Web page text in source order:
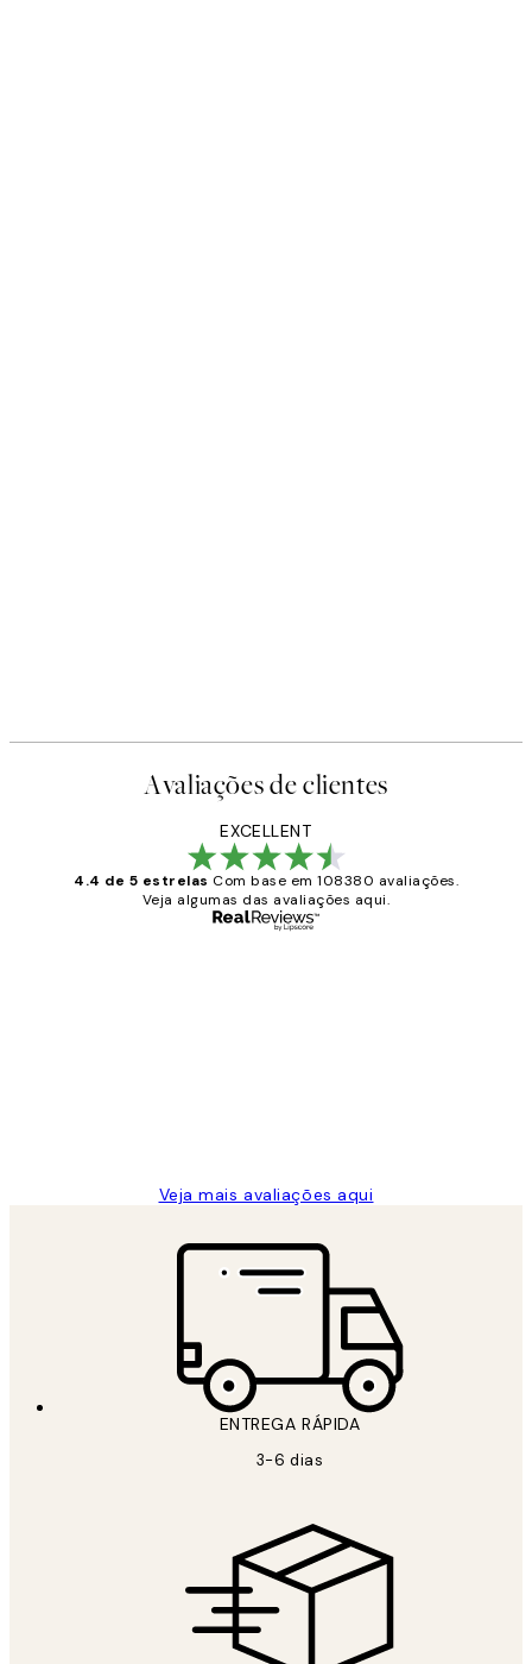
Avaliações de clientes
EXCELLENT
4.4 de 5 estrelas Com base em 108380 avaliações.
Veja algumas das avaliações aqui.
Veja mais avaliações aqui
ENTREGA RÁPIDA
3-6 dias